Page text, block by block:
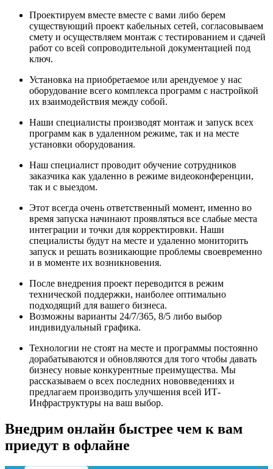
Проектируем вместе вместе с вами либо берем
существующий проект кабельных сетей, согласовываем
смету и осуществляем монтаж с тестированием и сдачей
работ со всей сопроводительной документацией под
ключ.
Установка на приобретаемое или арендуемое у нас
оборудование всего комплекса программ с настройкой
их взаимодействия между собой.
Наши специалисты производят монтаж и запуск всех
программ как в удаленном режиме, так и на месте
установки оборудования.
Наш специалист проводит обучение сотрудников
заказчика как удаленно в режиме видеоконференции,
так и с выездом.
Этот всегда очень ответственный момент, именно во
время запуска начинают проявляться все слабые места
интеграции и точки для корректировки. Наши
специалисты будут на месте и удаленно мониторить
запуск и решать возникающие проблемы своевременно
и в моменте их возникновения.
После внедрения проект переводится в режим
технической поддержки, наиболее оптимально
подходящий для вашего бизнеса.
Возможны варианты 24/7/365, 8/5 либо выбор
индивидуальный графика.
Технологии не стоят на месте и программы постоянно
дорабатываются и обновляются для того чтобы давать
бизнесу новые конкурентные преимущества. Мы
рассказываем о всех последних нововведениях и
предлагаем производить улучшения всей ИТ-
Инфраструктуры на ваш выбор.
Внедрим онлайн быстрее чем к вам
приедут в офлайне